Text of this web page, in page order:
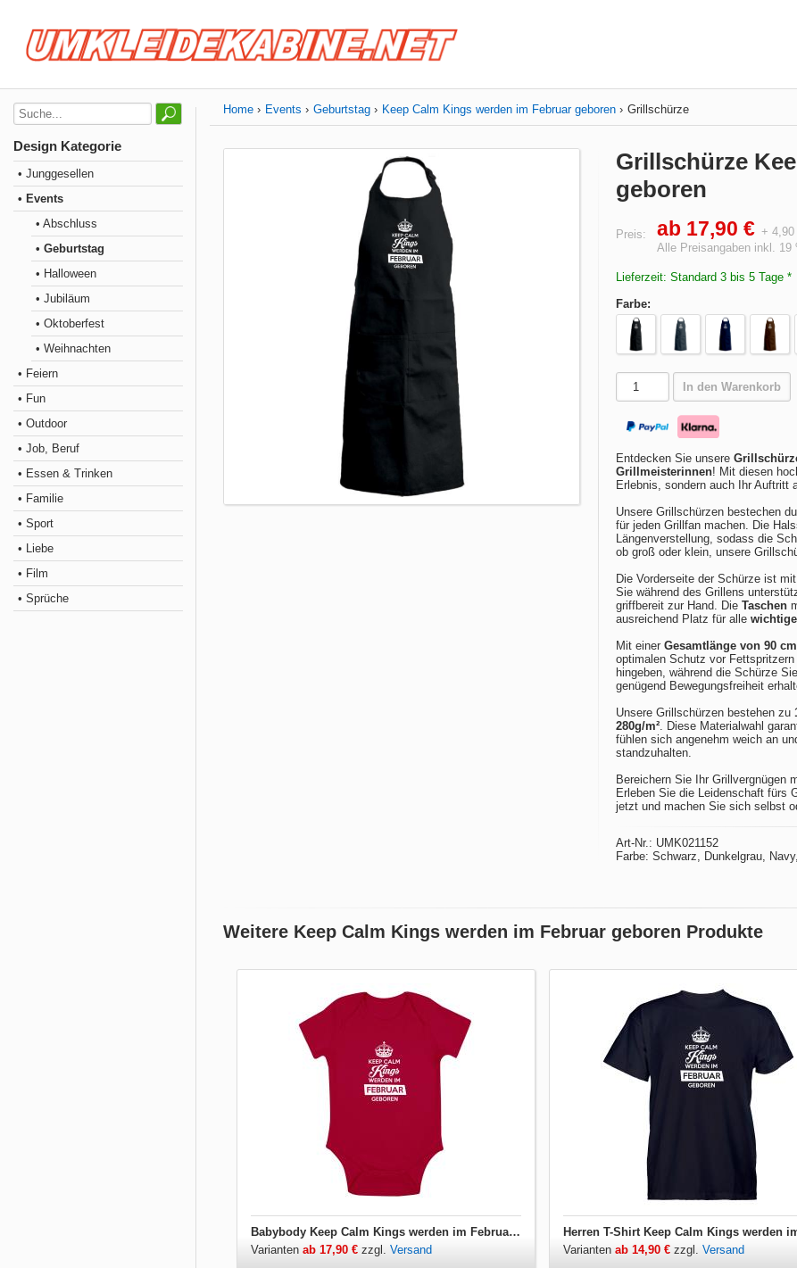
Design Kategorie
• Junggesellen
• Events
• Abschluss
• Geburtstag
• Halloween
• Jubiläum
• Oktoberfest
• Weihnachten
• Feiern
• Fun
• Outdoor
• Job, Beruf
• Essen & Trinken
• Familie
• Sport
• Liebe
• Film
• Sprüche
Home Events Geburtstag Keep Calm Kings werden im Februar geboren Grillschürze
Grillschürze
geboren
Preis: ab 17,90 € + 4,90
Alle Preisangaben inkl. 19
Lieferzeit: Standard 3 bis 5 Tage *
Farbe:
In den Warenkorb
Entdecken Sie unsere
Grillmeisterinnen! Mit diesen
Erlebnis, sondern auch Ihr Auftritt
Unsere Grillschürzen bestechen
für jeden Grillfan machen. Die
Längenverstellung, sodass die
ob groß oder klein, unsere
Die Vorderseite der Schürze ist
Sie während des Grillens
griffbereit zur Hand. Die Taschen
ausreichend Platz für alle
Mit einer Gesamtlänge von 90
optimalen Schutz vor
hingeben, während die Schürze
genügend Bewegungsfreiheit
Unsere Grillschürzen bestehen zu
280g/m² . Diese Materialwahl
fühlen sich angenehm weich an
standzuhalten.
Bereichern Sie Ihr Grillvergnügen
Erleben Sie die Leidenschaft fürs
jetzt und machen Sie sich selbst
Art-Nr.: UMK021152
Farbe: Schwarz, Dunkelgrau,
Weitere Keep Calm Kings werden im Februar geboren Produkte
Babybody Keep Calm Kings werden im Februar geboren
Varianten ab 17,90 € zzgl. Versand
Varianten ab 14,90 €zzgl. Versand